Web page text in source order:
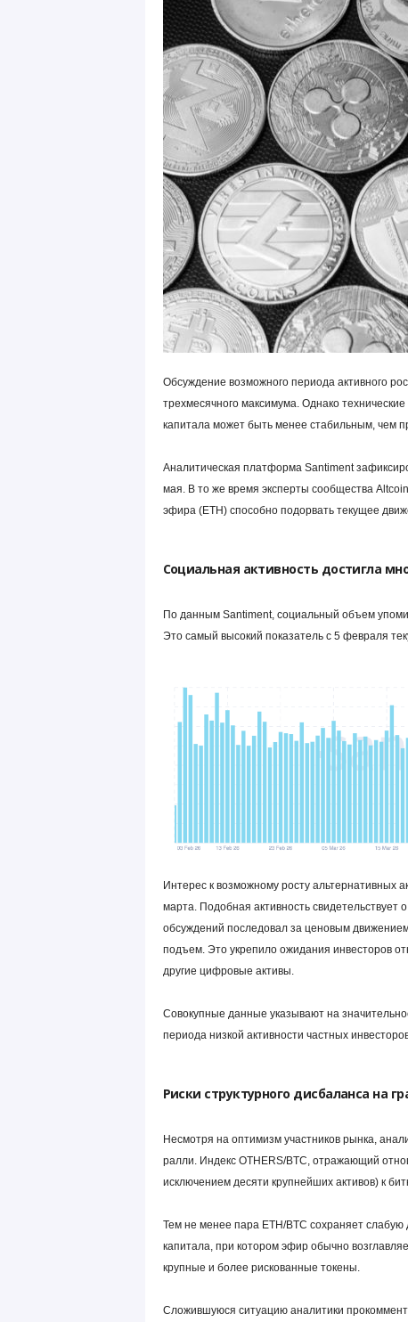
Обсуждение возможного периода активного
трехмесячного максимума. Однако
капитала может быть менее стабильным, чем
Аналитическая платформа Santiment
мая. В то же время эксперты сообщества
эфира (ETH) способно подорвать текущее
Социальная активность достигла
По данным Santiment, социальный объем
Это самый высокий показатель с 5 февраля
Интерес к возможному росту альтернативных
марта. Подобная активность свидетельствует
обсуждений последовал за ценовым
подъем. Это укрепило ожидания инвесторов
другие цифровые активы.
Совокупные данные указывают на
периода низкой активности частных
Риски структурного дисбаланса на
Несмотря на оптимизм участников рынка,
ралли. Индекс OTHERS/BTC, отражающий
исключением десяти крупнейших активов) к
Тем не менее пара ETH/BTC сохраняет
капитала, при котором эфир обычно
крупные и более рискованные токены.
Сложившуюся ситуацию аналитики